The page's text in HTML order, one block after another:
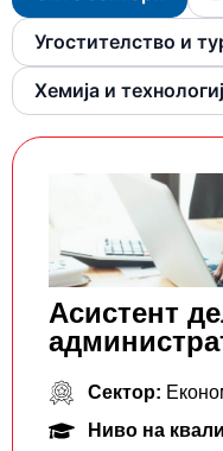
Угостителство и
Хемија и
Асистент
Сектор:
Ниво на